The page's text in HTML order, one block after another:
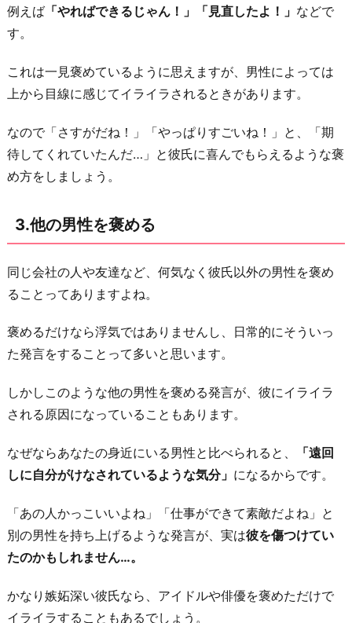
お
に
例えば 「やればできるじゃん！」「見直したよ！」 などで
す。
これは一見褒めているように思えますが、男性によっては
上から目線に感じてイライラされるときがあります。
なので「さすがだね！」「やっぱりすごいね！」と、「期
待してくれていたんだ…」と彼氏に喜んでもらえるような褒
め方をしましょう。
3.他の男性を褒める
同じ会社の人や友達など、何気なく彼氏以外の男性を褒め
ることってありますよね。
褒めるだけなら浮気ではありませんし、日常的にそういっ
た発言をすることって多いと思います。
しかしこのような他の男性を褒める発言が、彼にイライラ
される原因になっていることもあります。
なぜならあなたの身近にいる男性と比べられると、
「遠回
しに自分がけなされているような気分」 になるからです。
「あの人かっこいいよね」「仕事ができて素敵だよね」と
別の男性を持ち上げるような発言が、実は彼を傷つけてい
たのかもしれません…。
かなり嫉妬深い彼氏なら、アイドルや俳優を褒めただけで
イライラすることもあるでしょう。